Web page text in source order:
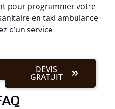
pour programmer votre
en taxi ambulance
d’un service
DEVIS
GRATUIT